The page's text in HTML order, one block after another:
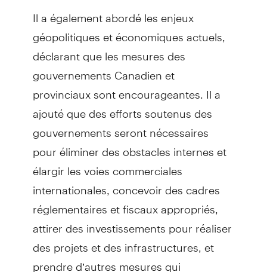
Il a également abordé les enjeux
géopolitiques et économiques actuels,
déclarant que les mesures des
gouvernements Canadien et
provinciaux sont encourageantes. Il a
ajouté que des efforts soutenus des
gouvernements seront nécessaires
pour éliminer des obstacles internes et
élargir les voies commerciales
internationales, concevoir des cadres
réglementaires et fiscaux appropriés,
attirer des investissements pour réaliser
des projets et des infrastructures, et
prendre d’autres mesures qui